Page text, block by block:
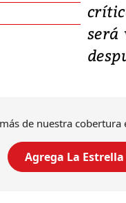
será
de nuestra
Agrega La